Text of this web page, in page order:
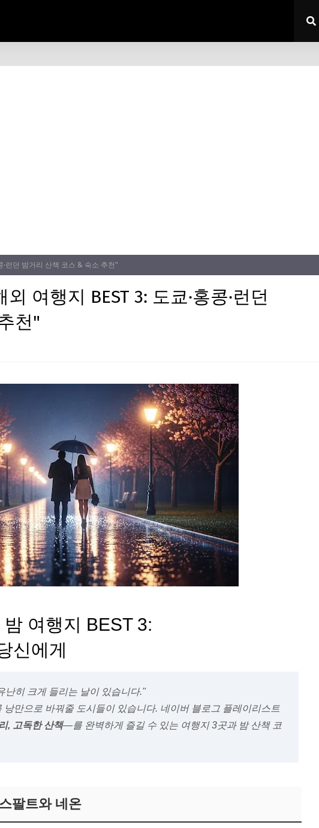
·런던 밤거리 산책 코스 & 숙소 추천"
여행지 BEST 3: 도쿄·홍콩·런던
천"
여행지 BEST 3:
신에게
난히 크게 들리는 날이 있습니다."
만으로 바꿔줄 도시들이 있습니다. 네이버 블로그 플레이리스트
, 고독한 산책—를 완벽하게 즐길 수 있는 여행지 3곳과 밤 산책 코
팔트와 네온